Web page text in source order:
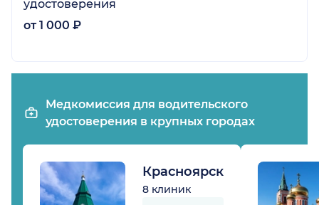
удостоверения
от 1 000 ₽
Медкомиссия для водительского
удостоверения в крупных городах
Красноярск
8 клиник